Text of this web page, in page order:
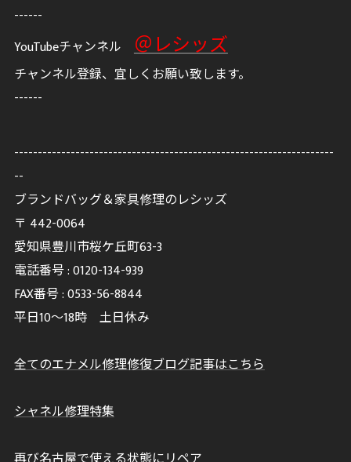
------
YouTubeチャンネル ＠レシッズ
チャンネル登録、宜しくお願い致します。
------
--------------------------------------------------------------------
--
ブランドバッグ＆家具修理のレシッズ
〒 442-0064
愛知県豊川市桜ケ丘町63-3
電話番号 :0120-134-939
FAX番号 :0533-56-8844
平日10～18時 土日休み
全てのエナメル修理修復ブログ記事はこちら
シャネル修理特集